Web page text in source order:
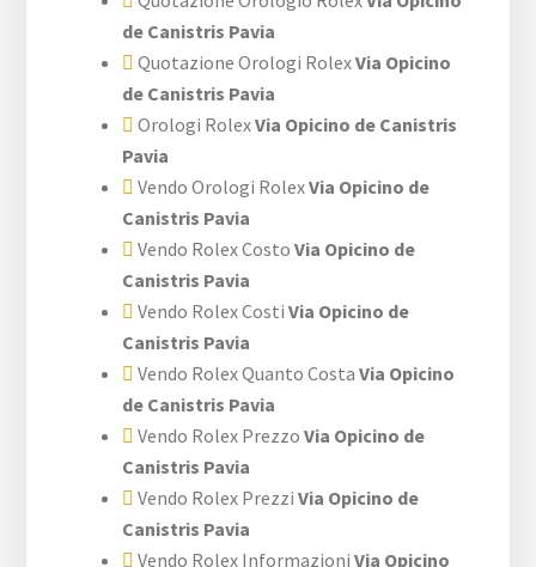
de Canistris Pavia
Quotazione Orologi RolexVia Opicino
de Canistris Pavia
Orologi RolexVia Opicino de Canistris
Pavia
Vendo Orologi RolexVia Opicino de
Canistris Pavia
Vendo Rolex Costo Via Opicino de
Canistris Pavia
Vendo Rolex Costi Via Opicino de
Canistris Pavia
Vendo Rolex Quanto Costa Via Opicino
de Canistris Pavia
Vendo Rolex Prezzo Via Opicino de
Canistris Pavia
Vendo Rolex Prezzi Via Opicino de
Canistris Pavia
Vendo Rolex Informazioni Via Opicino